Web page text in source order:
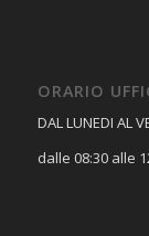
ORARIO
DAL LUNEDI AL
dalle 08:30 alle